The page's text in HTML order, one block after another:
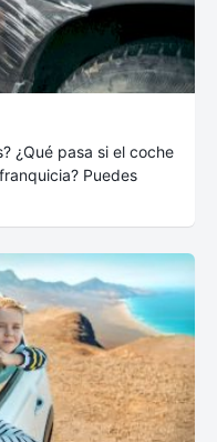
¿Qué pasa si el coche
Puedes